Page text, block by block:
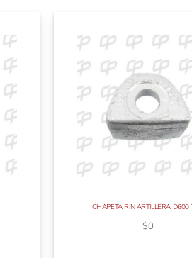
CHAPETA RIN ARTILLERA D600
$0